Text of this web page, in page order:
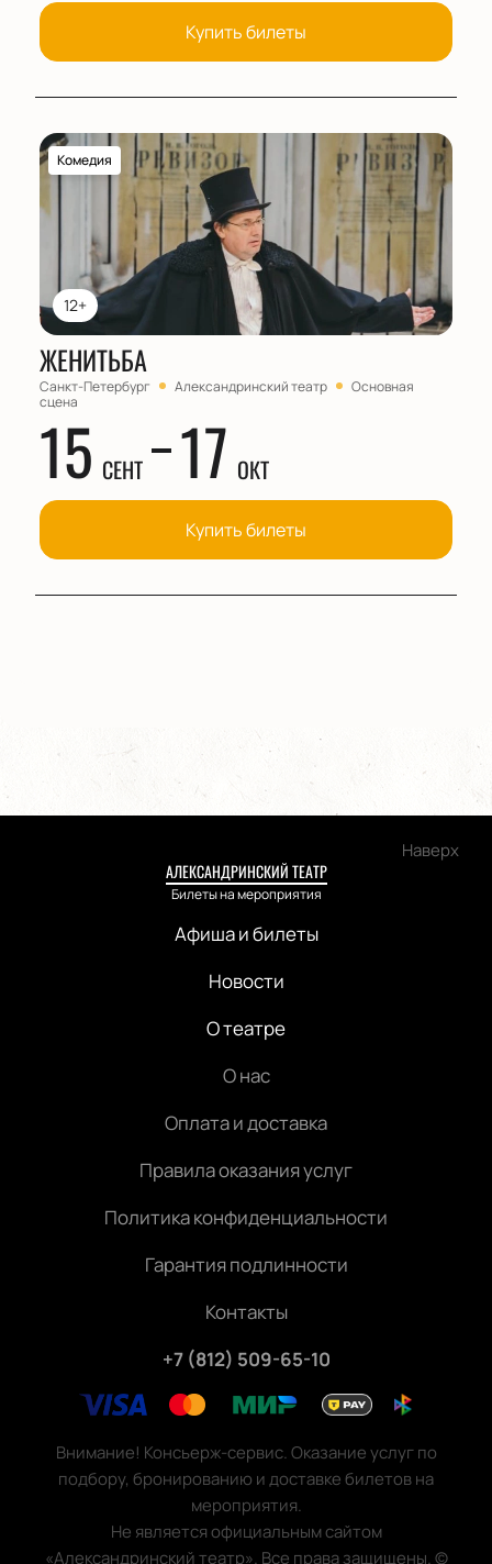
Купить билеты
12+
Комедия
ЖЕНИТЬБА
Санкт-Петербург Александринский театр
Основная
сцена
15 СЕНТ 17 ОКТ
Купить билеты
Наверх
АЛЕКСАНДРИНСКИЙ ТЕАТР
Билеты на мероприятия
Афиша и билеты
Новости
О театре
О нас
Оплата и доставка
Правила оказания услуг
Политика конфиденциальности
Гарантия подлинности
Контакты
+7 (812) 509-65-10
Внимание! Консьерж-сервис. Оказание услуг по
подбору, бронированию и доставке билетов на
мероприятия.
Не является официальным сайтом
«Александринский театр». Все права защищены.©